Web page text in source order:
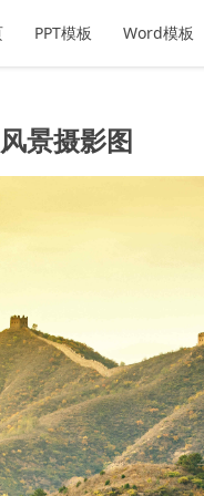
PPT模板 Word模板
景摄影图